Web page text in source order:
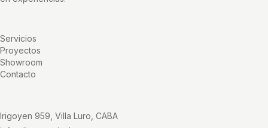
Servicios
Proyectos
Showroom
Contacto
Irigoyen 959, Villa Luro, CABA